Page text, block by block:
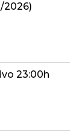
2026)
23:00h